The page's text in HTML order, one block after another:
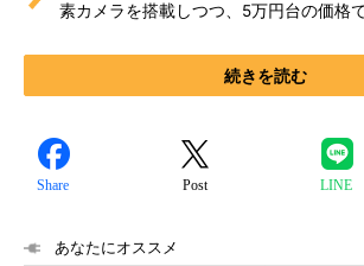
素カメラを搭載しつつ、5万円台の価格
続きを読む
Share Post LINE
あなたにオススメ